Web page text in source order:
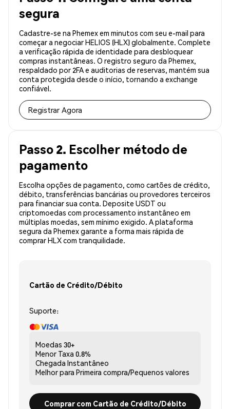
segura
Cadastre-se na Phemex em minutos com seu e-mail para
começar a negociar HELIOS (HLX) globalmente. Complete
a verificação rápida de identidade para desbloquear
compras instantâneas. O registro seguro da Phemex,
respaldado por 2FA e auditorias de reservas, mantém sua
conta protegida desde o início, tornando a exchange
confiável.
Registrar Agora
Passo 2. Escolher método de
pagamento
Escolha opções de pagamento, como cartões de crédito,
débito, transferências bancárias ou provedores terceiros
para financiar sua conta. Deposite USDT ou
criptomoedas com processamento instantâneo em
múltiplas moedas, sem mínimo exigido. A plataforma
segura da Phemex garante a forma mais rápida de
comprar HLX com tranquilidade.
Cartão de Crédito/Débito
Suporte:
Moedas 30+
Menor Taxa 0.8%
Chegada Instantâneo
Melhor para Primeira compra/Pequenos valores
Comprar com Cartão de Crédito/Débito